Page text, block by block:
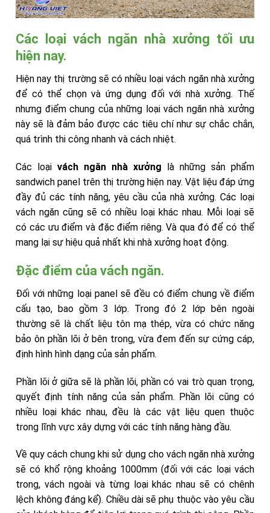
Các loại vách ngăn nhà xưởng tối ưu
hiện nay.
Hiện nay thị trường sẽ có nhiều loại vách ngăn nhà xưởng
để có thể chọn và ứng dụng đối với nhà xưởng. Thế
nhưng điểm chung của những loại vách ngăn nhà xưởng
này sẽ là đảm bảo được các tiêu chí như sự chắc chắn,
quá trình thi công nhanh và cách nhiệt.
Các loạivách ngăn nhà xưởng là những sản phẩm
sandwich panel trên thị trường hiện nay. Vật liệu đáp ứng
đầy đủ các tính năng, yêu cầu của nhà xưởng. Các loại
vách ngăn cũng sẽ có nhiều loại khác nhau. Mỗi loại sẽ
có các ưu điểm và đặc điểm riêng. Và qua đó để có thể
mang lại sự hiệu quả nhất khi nhà xưởng hoạt động.
Đặc điểm của vách ngăn.
Đối với những loại panel sẽ đều có điểm chung về điểm
cấu tạo, bao gồm 3 lớp. Trong đó 2 lớp bên ngoài
thường sẽ là chất liệu tôn mạ thép, vừa có chức năng
bảo ôn phần lõi ở bên trong, vừa đem đến sự cứng cáp,
định hình hình dạng của sản phẩm.
Phần lõi ở giữa sẽ là phần lõi, phần có vai trò quan trọng,
quyết định tính năng của sản phẩm. Phần lõi cũng có
nhiều loại khác nhau, đều là các vật liệu quen thuộc
trong lĩnh vực xây dựng với các tính năng hàng đầu.
Về quy cách chung khi sử dụng cho vách ngăn nhà xưởng
sẽ có khổ rộng khoảng 1000mm (đối với các loại vách
trong, vách ngoài và từng loại khác nhau sẽ có chênh
lệch không đáng kể). Chiều dài sẽ phụ thuộc vào yêu cầu